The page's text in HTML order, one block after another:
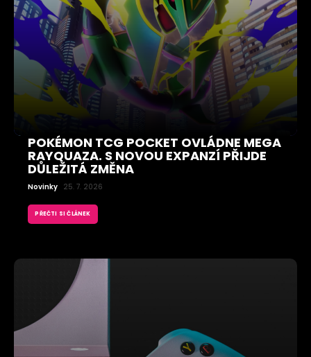
POKÉMON TCG POCKET OVLÁDNE MEGA
RAYQUAZA. S NOVOU EXPANZÍ PŘIJDE
DŮLEŽITÁ ZMĚNA
Novinky 25. 7. 2026
PŘEČTI SI ČLÁNEK